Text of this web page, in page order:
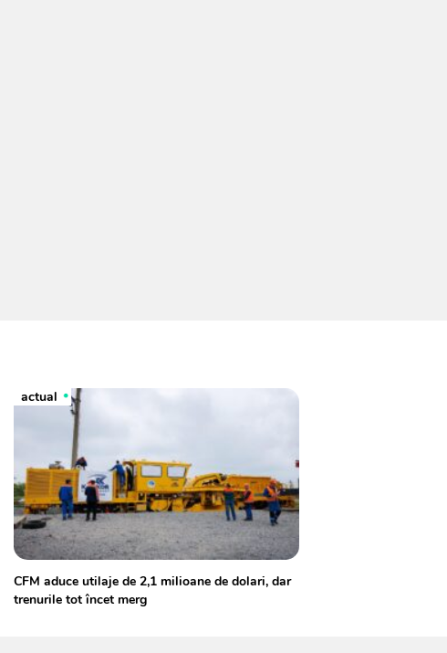
actual
CFM aduce utilaje de 2,1 milioane de dolari, dar
trenurile tot încet merg